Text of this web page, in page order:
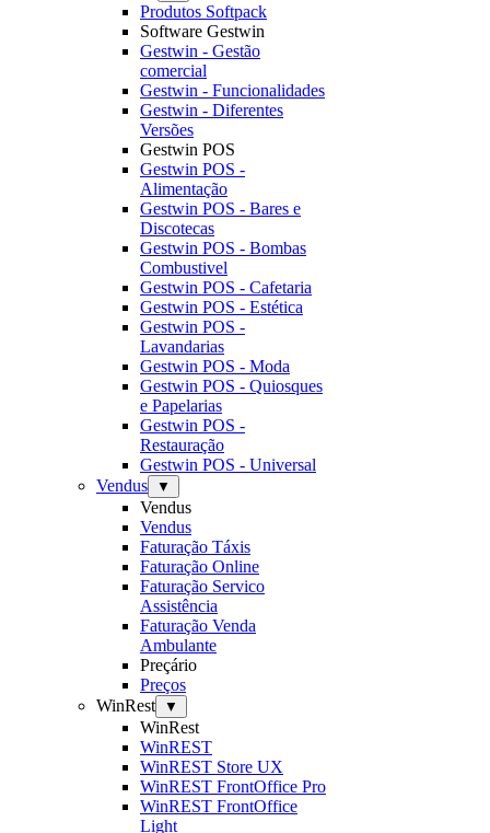
Produtos Softpack
Software Gestwin
Gestwin - Gestão
comercial
Gestwin - Funcionalidades
Gestwin - Diferentes
Versões
Gestwin POS
Gestwin POS -
Alimentação
Gestwin POS - Bares e
Discotecas
Gestwin POS - Bombas
Combustivel
Gestwin POS - Cafetaria
Gestwin POS - Estética
Gestwin POS -
Lavandarias
Gestwin POS - Moda
Gestwin POS - Quiosques
e Papelarias
Gestwin POS -
Restauração
Gestwin POS - Universal
Vendus
▼
Vendus
Vendus
Faturação Táxis
Faturação Online
Faturação Servico
Assistência
Faturação Venda
Ambulante
Preçário
Preços
WinRest
▼
WinRest
WinREST
WinREST Store UX
WinREST FrontOffice Pro
WinREST FrontOffice
Light